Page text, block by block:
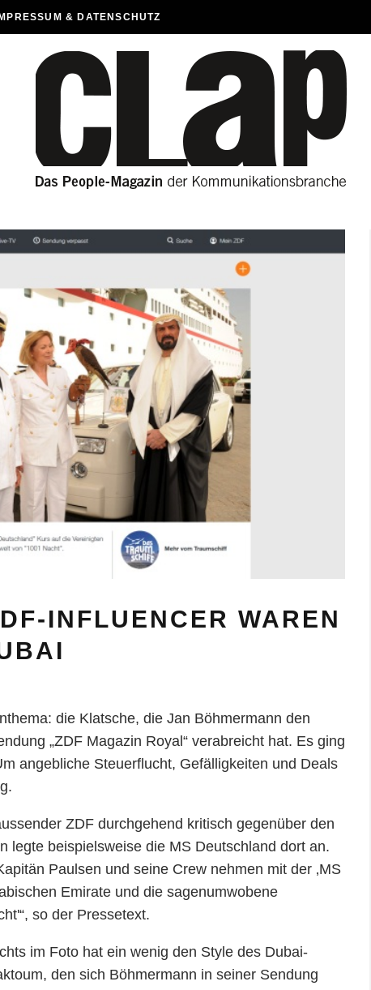
IMPRESSUM & DATENSCHUTZ
INFLUENCER WAREN
die Klatsche, die Jan Böhmermann den
„ZDF Magazin Royal“ verabreicht hat. Es ging
angebliche Steuerflucht, Gefälligkeiten und Deals
ZDF durchgehend kritisch gegenüber den
legte beispielsweise die MS Deutschland dort an.
Paulsen und seine Crew nehmen mit der ‚MS
Emirate und die sagenumwobene
so der Pressetext.
im Foto hat ein wenig den Style des Dubai-
den sich Böhmermann in seiner Sendung